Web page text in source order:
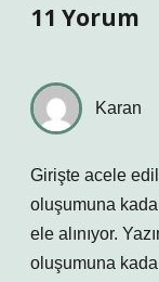
11 Yorum
Karan
Girişte acele
oluşumuna
ele alınıyor.
oluşumuna